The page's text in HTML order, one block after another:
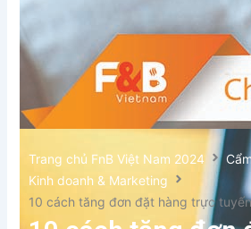
Trang chủ FnB Việt Nam 2024
Kinh doanh & Marketing
10 cách tăng đơn đặt hàng trực